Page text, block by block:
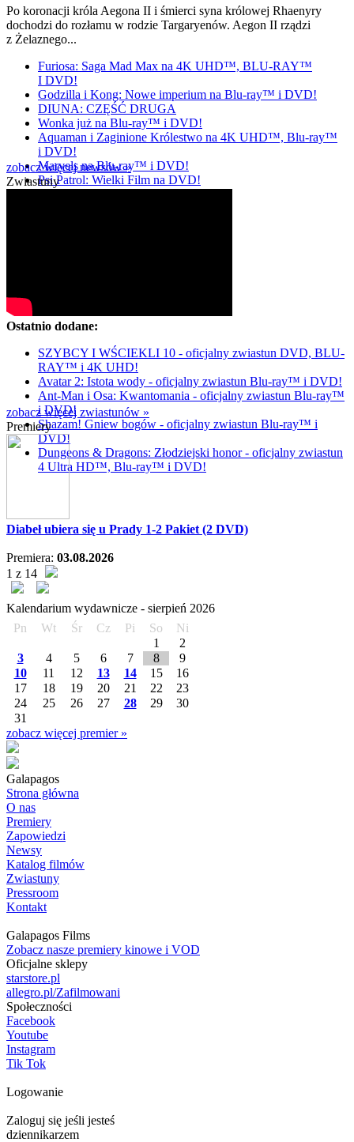
Po koronacji króla Aegona II i śmierci syna królowej Rhaenyry
dochodzi do rozłamu w rodzie Targaryenów. Aegon II rządzi
z Żelaznego...
Furiosa: Saga Mad Max na 4K UHD™, BLU-RAY™
I DVD!
Godzilla i Kong: Nowe imperium na Blu-ray™ i DVD!
DIUNA: CZĘŚĆ DRUGA
Wonka już na Blu-ray™ i DVD!
Aquaman i Zaginione Królestwo na 4K UHD™, Blu-ray™
i DVD!
Marvels na Blu-ray™ i DVD!
Psi Patrol: Wielki Film na DVD!
zobacz więcej newsów »
Zwiastuny
Ostatnio dodane:
SZYBCY I WŚCIEKLI 10 - oficjalny zwiastun DVD, BLU-
RAY™ i 4K UHD!
Avatar 2: Istota wody - oficjalny zwiastun Blu-ray™ i DVD!
Ant-Man i Osa: Kwantomania - oficjalny zwiastun Blu-ray™
i DVD!
Shazam! Gniew bogów - oficjalny zwiastun Blu-ray™ i
DVD!
Dungeons & Dragons: Złodziejski honor - oficjalny zwiastun
4 Ultra HD™, Blu-ray™ i DVD!
zobacz więcej zwiastunów »
Premiery
Diabeł ubiera się u Prady 1-2 Pakiet (2 DVD)
Premiera: 03.08.2026
1 z 14
Kalendarium wydawnicze - sierpień 2026
Pn
Wt Śr Cz Pi So
Ni
1
2
3
4 5 6 7 8
9
10
11 12 13 14 15
16
17
18 19 20 21 22
23
24
25 26 27 28 29
30
31
zobacz więcej premier »
Galapagos
Strona główna
O nas
Premiery
Zapowiedzi
Newsy
Katalog filmów
Zwiastuny
Pressroom
Kontakt
Galapagos Films
Zobacz nasze premiery kinowe i VOD
Oficjalne sklepy
starstore.pl
allegro.pl/Zafilmowani
Społeczności
Facebook
Youtube
Instagram
Tik Tok
Logowanie
Zaloguj się jeśli jesteś
dziennikarzem